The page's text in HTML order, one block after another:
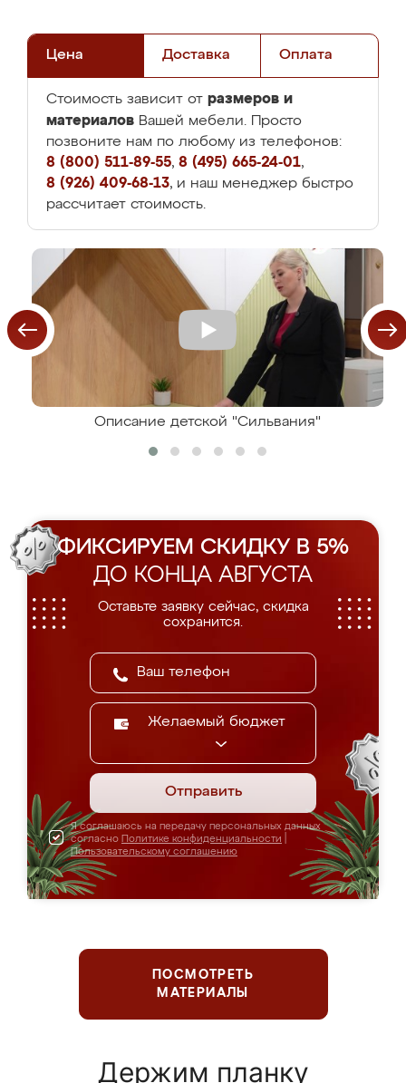
Цена Доставка Оплата
Стоимость зависит от размеров и
материалов Вашей мебели. Просто
позвоните нам по любому из телефонов:
8 (800) 511-89-55, 8 (495) 665-24-01,
8 (926) 409-68-13, и наш менеджер быстро
рассчитает стоимость.
Описание детской "Сильвания"
ФИКСИРУЕМ СКИДКУ В 5%
ДО КОНЦА АВГУСТА
Оставьте заявку сейчас, скидка
сохранится.
Желаемый бюджет
Отправить
Я соглашаюсь на передачу персональных данных
согласно Политике конфиденциальности
Пользовательскому соглашению
ПОСМОТРЕТЬ
МАТЕРИАЛЫ
Держим планку